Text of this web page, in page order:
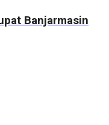
Banjarmasin